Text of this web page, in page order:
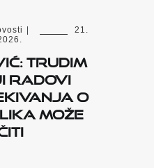
21.
Trudim
radovi
o
može